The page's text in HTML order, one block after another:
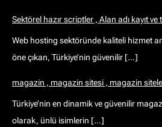
Sektörel hazır scriptler , Alan adı kayıt ve
Web hosting sektöründe kaliteli hizmet
öne çıkan, Türkiye’nin güvenilir […]
magazin , magazin sitesi , magazin
Türkiye’nin en dinamik ve güvenilir
olarak, ünlü isimlerin […]